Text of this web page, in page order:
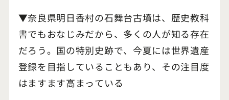
▼奈良県明日香村の石舞台古墳は、歴史教科
書でもおなじみだから、多くの人が知る存在
だろう。国の特別史跡で、今夏には世界遺産
登録を目指していることもあり、その注目度
はますます高まっている